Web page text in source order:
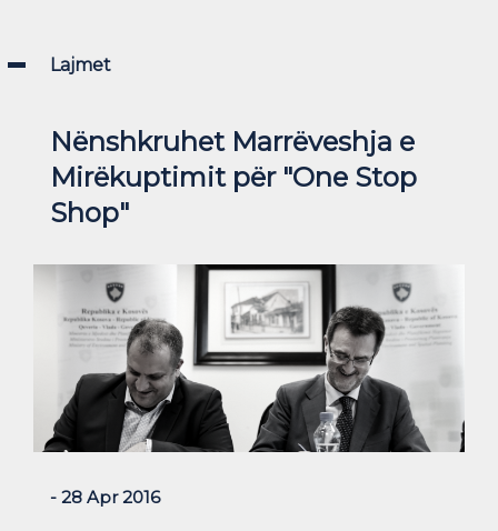
Lajmet
Nënshkruhet Marrëveshja e
Mirëkuptimit për "One Stop
Shop"
- 28 Apr 2016